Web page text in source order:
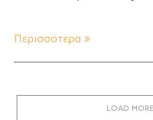
Περισσότερα
LOAD